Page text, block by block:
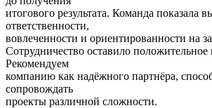
итогового результата. Команда показала
ответственности,
вовлеченности и ориентированности на
Сотрудничество оставило положительное
Рекомендуем
компанию как надёжного партнёра,
сопровождать
проекты различной сложности.